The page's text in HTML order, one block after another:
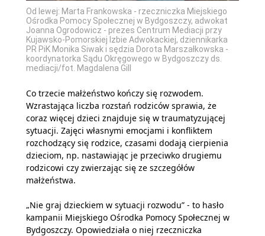
Od lewej: Marta Frankowska - rzeczniczka Miejskiego
Ośrodka Pomocy Społecznej w Bydgoszczy, adwokat
Joanna Ogrodowicz - prezes Centrum Mediacji przy
Kujawsko-Pomorskiej Izbie Adwokackiej, dziennikarka
PR PiK Monika Siwak i sędzia Dorota Marszałkowska -
koordynatorka Sądu Okręgowego w Bydgoszczy ds.
mediacji/fot. Magdalena Gill
Co trzecie małżeństwo kończy się rozwodem.
Wzrastająca liczba rozstań rodziców sprawia, że
coraz więcej dzieci znajduje się w traumatyzującej
sytuacji. Zajęci własnymi emocjami i konfliktem
rozchodzący się rodzice, czasami dodają cierpienia
dzieciom, np. nastawiając je przeciwko drugiemu
rodzicowi czy zwierzając się ze szczegółów
małżeństwa.
„Nie graj dzieckiem w sytuacji rozwodu” - to hasło
kampanii Miejskiego Ośrodka Pomocy Społecznej w
Bydgoszczy. Opowiedziała o niej rzeczniczka